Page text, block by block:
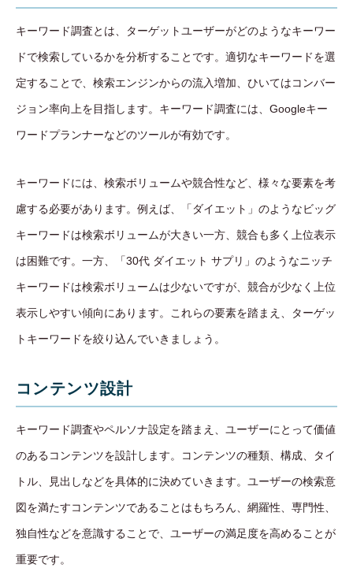
キーワード調査とは、ターゲットユーザーがどのようなキーワー
ドで検索しているかを分析することです。適切なキーワードを選
定することで、検索エンジンからの流入増加、ひいてはコンバー
ジョン率向上を目指します。キーワード調査には、Googleキー
ワードプランナーなどのツールが有効です。
キーワードには、検索ボリュームや競合性など、様々な要素を考
慮する必要があります。例えば、「ダイエット」のようなビッグ
キーワードは検索ボリュームが大きい一方、競合も多く上位表示
は困難です。一方、「30代 ダイエット サプリ」のようなニッチ
キーワードは検索ボリュームは少ないですが、競合が少なく上位
表示しやすい傾向にあります。これらの要素を踏まえ、ターゲッ
トキーワードを絞り込んでいきましょう。
コンテンツ設計
キーワード調査やペルソナ設定を踏まえ、ユーザーにとって価値
のあるコンテンツを設計します。コンテンツの種類、構成、タイ
トル、見出しなどを具体的に決めていきます。ユーザーの検索意
図を満たすコンテンツであることはもちろん、網羅性、専門性、
独自性などを意識することで、ユーザーの満足度を高めることが
重要です。